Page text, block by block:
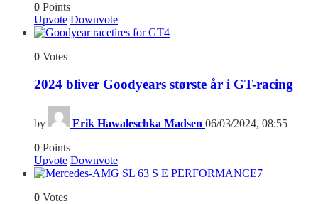
0 Points
Upvote Downvote
4
0 Votes
2024 bliver Goodyears største år i GT-racing
by Erik Hawaleschka Madsen 06/03/2024, 08:55
0 Points
Upvote Downvote
7
0 Votes